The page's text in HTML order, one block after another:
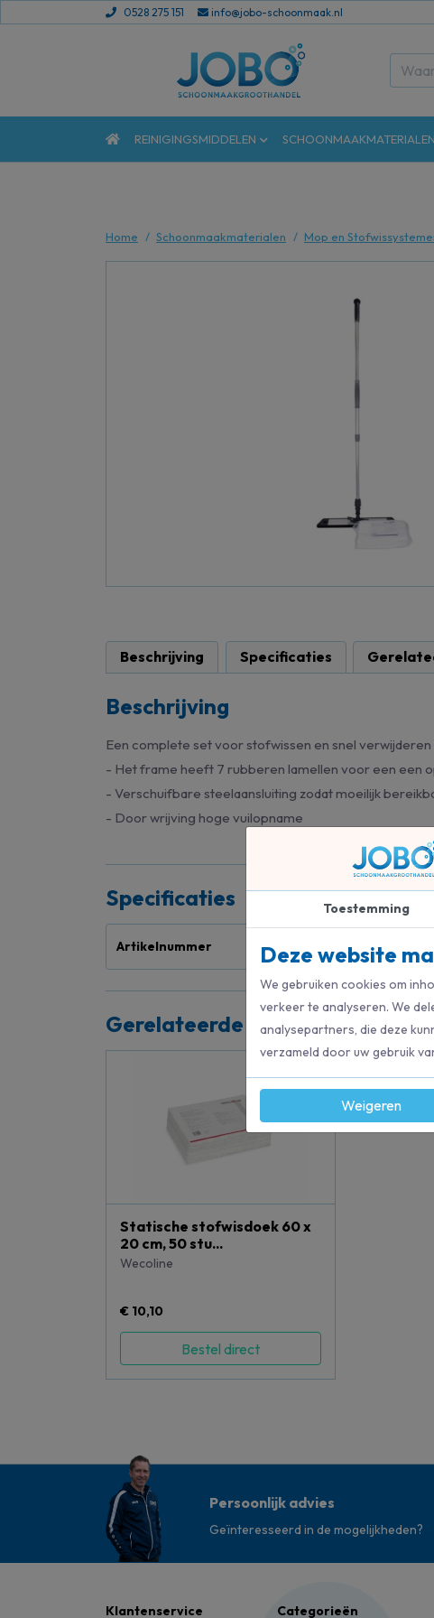
0528 275 151 info@jobo-schoonmaak.nl
REINIGINGSMIDDELEN SCHOONMAAKMATERIALEN
Home Schoonmaakmaterialen Mop en
Beschrijving Specificaties
Beschrijving
Een complete set voor stofwissen en snel verwijderen
- Het frame heeft 7 rubberen lamellen voor een een
- Verschuifbare steelaansluiting zodat moeilijk
- Door wrijving hoge vuilopname
Specificaties
Artikelnummer
Gerelateerde producten
Statische stofwisdoek 60 x
20 cm, 50 stu...
Wecoline
€ 10,10
Bestel direct
Persoonlijk advies
Geïnteresseerd in de mogelijkheden?
Klantenservice Categorieën
Toestemming
Deze website
We gebruiken cookies om
verkeer te analyseren. We
analysepartners, die deze
verzameld door uw gebruik
Weigeren